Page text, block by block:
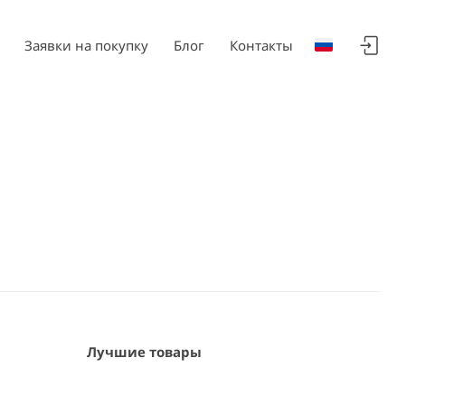
Заявки на покупку Блог Контакты
Лучшие товары